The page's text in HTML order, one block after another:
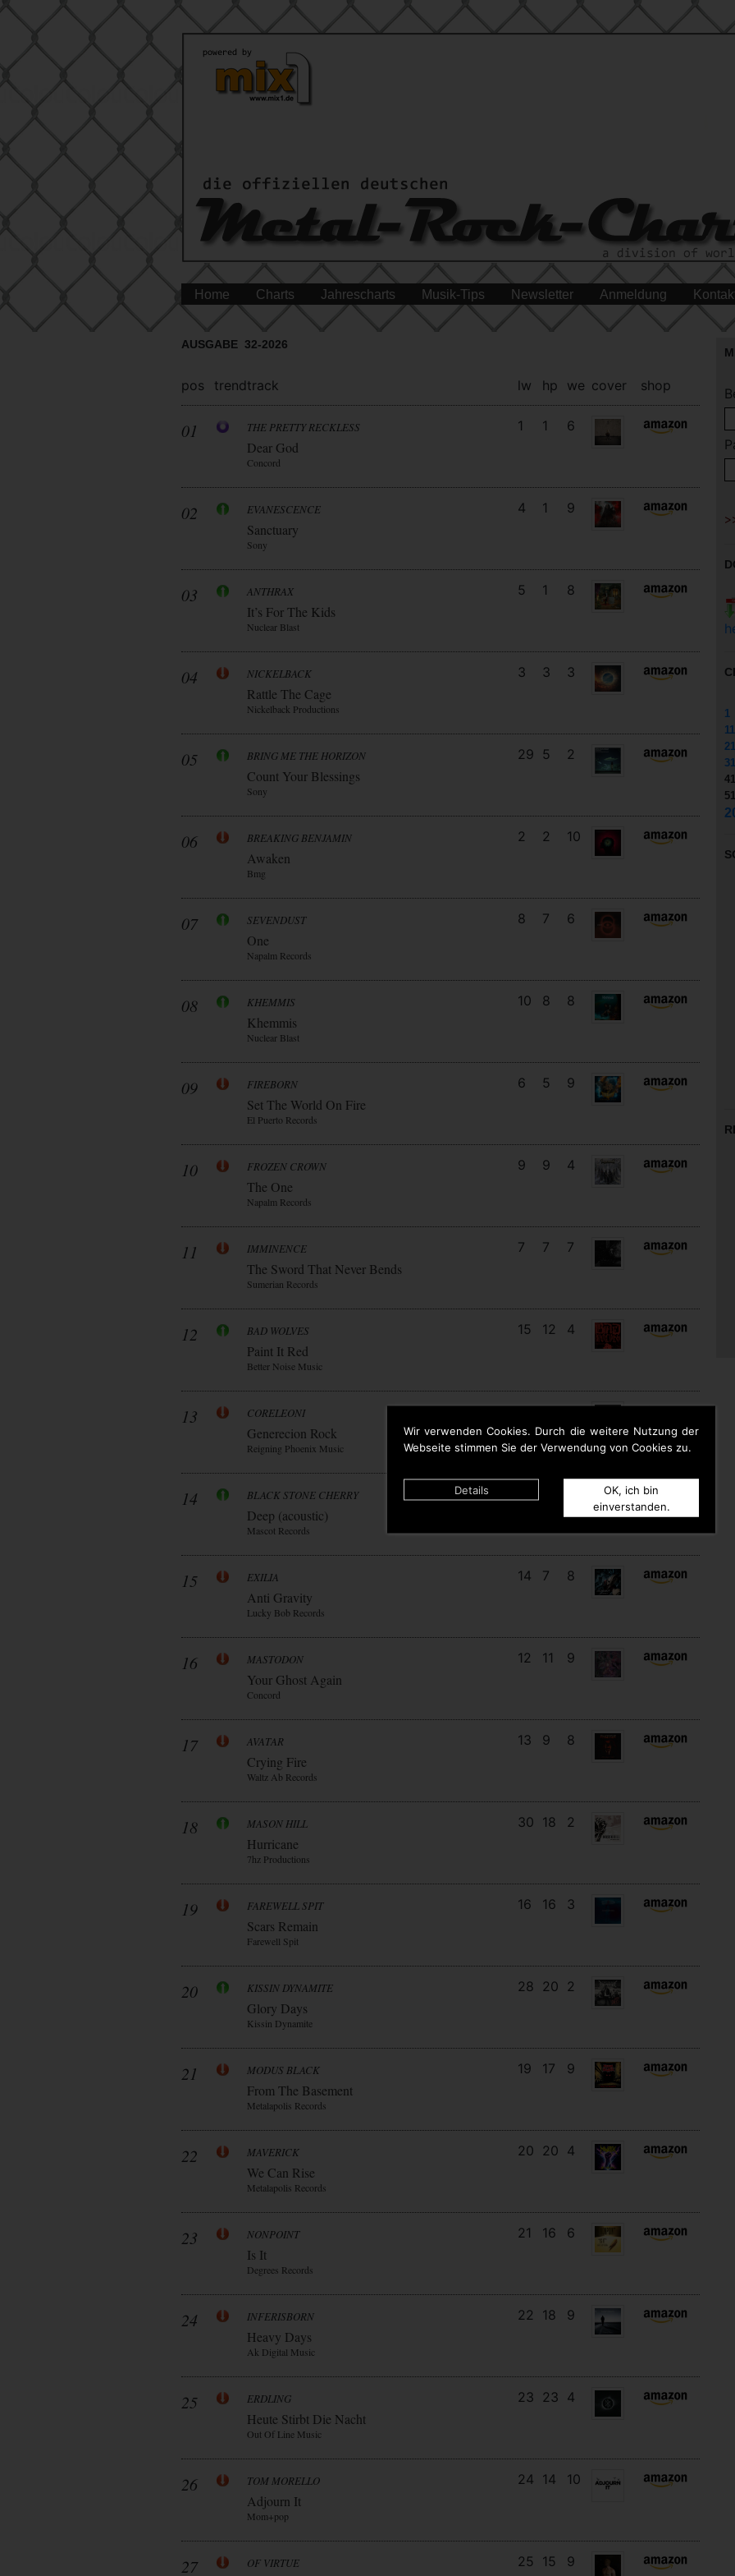
Wir verwenden Cookies. Durch die weitere Nutzung der
Webseite stimmen Sie der Verwendung von Cookies zu.
Details
OK, ich bin
einverstanden.
Home Charts Jahrescharts Musik-Tips Newsletter Anmeldung
AUSGABE 32-2026
pos trendtrack lw hp we cover shop
01 THE PRETTY RECKLESS
Dear God
Concord
1 1 6
02 EVANESCENCE
Sanctuary
Sony
4 1 9
03 ANTHRAX
It’s For The Kids
Nuclear Blast
5 1 8
04 NICKELBACK
Rattle The Cage
Nickelback Productions
3 3 3
05 BRING ME THE HORIZON
Count Your Blessings
Sony
29 5 2
06 BREAKING BENJAMIN
Awaken
Bmg
2 2 10
07 SEVENDUST
One
Napalm Records
8 7 6
08 KHEMMIS
Khemmis
Nuclear Blast
10 8 8
09 FIREBORN
Set The World On Fire
El Puerto Records
6 5 9
10 FROZEN CROWN
The One
Napalm Records
9 9 4
11 IMMINENCE
The Sword That Never Bends
Sumerian Records
7 7 7
12 BAD WOLVES
Paint It Red
Better Noise Music
15 12 4
13 CORELEONI
Generecion Rock
Reigning Phoenix Music
11 7 4
14 BLACK STONE CHERRY
Deep (acoustic)
Mascot Records
15 EXILIA
Anti Gravity
Lucky Bob Records
14 7 8
16 MASTODON
Your Ghost Again
Concord
12 11 9
17 AVATAR
Crying Fire
Waltz Ab Records
13 9 8
18 MASON HILL
Hurricane
7hz Productions
30 18 2
19 FAREWELL SPIT
Scars Remain
Farewell Spit
16 16 3
20 KISSIN DYNAMITE
Glory Days
Kissin Dynamite
28 20 2
21 MODUS BLACK
From The Basement
Metalapolis Records
19 17 9
22 MAVERICK
We Can Rise
Metalapolis Records
20 20 4
23 NONPOINT
Is It
Degrees Records
21 16 6
24 INFERISBORN
Heavy Days
Ak Digital Music
22 18 9
25 ERDLING
Heute Stirbt Die Nacht
Out Of Line Music
23 23 4
26 TOM MORELLO
Adjourn It
Mom+pop
24 14 10
27 OF VIRTUE 25 15 9
1
11
21
31
41
51